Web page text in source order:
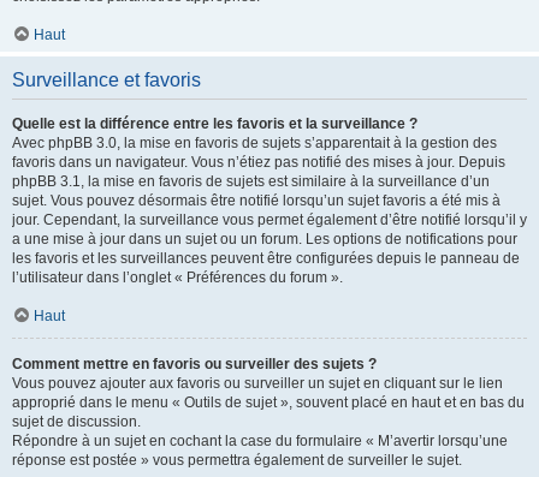
Haut
Surveillance et favoris
Quelle est la différence entre les favoris et la surveillance ?
Avec phpBB 3.0, la mise en favoris de sujets s’apparentait à la gestion des
favoris dans un navigateur. Vous n’étiez pas notifié des mises à jour. Depuis
phpBB 3.1, la mise en favoris de sujets est similaire à la surveillance d’un
sujet. Vous pouvez désormais être notifié lorsqu’un sujet favoris a été mis à
jour. Cependant, la surveillance vous permet également d’être notifié lorsqu’il y
a une mise à jour dans un sujet ou un forum. Les options de notifications pour
les favoris et les surveillances peuvent être configurées depuis le panneau de
l’utilisateur dans l’onglet « Préférences du forum ».
Haut
Comment mettre en favoris ou surveiller des sujets ?
Vous pouvez ajouter aux favoris ou surveiller un sujet en cliquant sur le lien
approprié dans le menu « Outils de sujet », souvent placé en haut et en bas du
sujet de discussion.
Répondre à un sujet en cochant la case du formulaire « M’avertir lorsqu’une
réponse est postée » vous permettra également de surveiller le sujet.